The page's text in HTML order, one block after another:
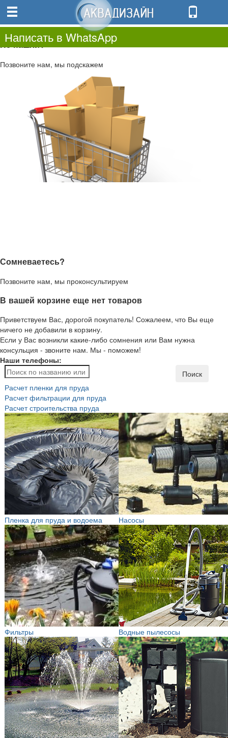
0.00
0
Не нашли?
Позвоните нам, мы подскажем
Сомневаетесь?
Позвоните нам, мы проконсультируем
В вашей корзине еще нет товаров
Приветствуем Вас, дорогой покупатель! Сожалеем, что Вы еще
ничего не добавили в корзину.
Если у Вас возникли какие-либо сомнения или Вам нужна
консульция - звоните нам. Мы - поможем!
Наши телефоны:
Написать в WhatsApp
Поиск
Расчет пленки для пруда
Расчет фильтрации для пруда
Расчет строительства пруда
Пленка для пруда и водоема Насосы
Фильтры Водные пылесосы